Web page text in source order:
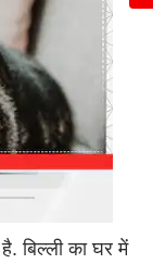
है. बिल्ली का घर में